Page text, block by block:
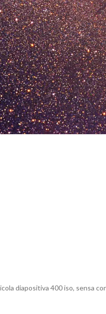
diapositiva 400 iso, sensa